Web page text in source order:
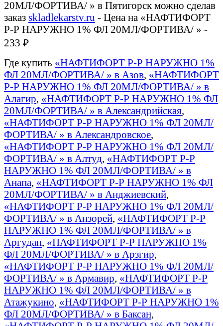
20МЛ/ФОРТИВА/ » в Пятигорск можно сделав
заказ skladlekarstv.ru - Цена на «НАФТИФОРТ
Р-Р НАРУЖНО 1% ФЛ 20МЛ/ФОРТИВА/ » -
233 ₽
Где купить «НАФТИФОРТ Р-Р НАРУЖНО 1%
ФЛ 20МЛ/ФОРТИВА/ » в Азов, «НАФТИФОРТ
Р-Р НАРУЖНО 1% ФЛ 20МЛ/ФОРТИВА/ » в
Алагир, «НАФТИФОРТ Р-Р НАРУЖНО 1% ФЛ
20МЛ/ФОРТИВА/ » в Александрийская,
«НАФТИФОРТ Р-Р НАРУЖНО 1% ФЛ 20МЛ/
ФОРТИВА/ » в Александровское,
«НАФТИФОРТ Р-Р НАРУЖНО 1% ФЛ 20МЛ/
ФОРТИВА/ » в Алтуд, «НАФТИФОРТ Р-Р
НАРУЖНО 1% ФЛ 20МЛ/ФОРТИВА/ » в
Анапа, «НАФТИФОРТ Р-Р НАРУЖНО 1% ФЛ
20МЛ/ФОРТИВА/ » в Анджиевский,
«НАФТИФОРТ Р-Р НАРУЖНО 1% ФЛ 20МЛ/
ФОРТИВА/ » в Анзорей, «НАФТИФОРТ Р-Р
НАРУЖНО 1% ФЛ 20МЛ/ФОРТИВА/ » в
Аргудан, «НАФТИФОРТ Р-Р НАРУЖНО 1%
ФЛ 20МЛ/ФОРТИВА/ » в Арзгир,
«НАФТИФОРТ Р-Р НАРУЖНО 1% ФЛ 20МЛ/
ФОРТИВА/ » в Армавир, «НАФТИФОРТ Р-Р
НАРУЖНО 1% ФЛ 20МЛ/ФОРТИВА/ » в
Атажукино, «НАФТИФОРТ Р-Р НАРУЖНО 1%
ФЛ 20МЛ/ФОРТИВА/ » в Баксан,